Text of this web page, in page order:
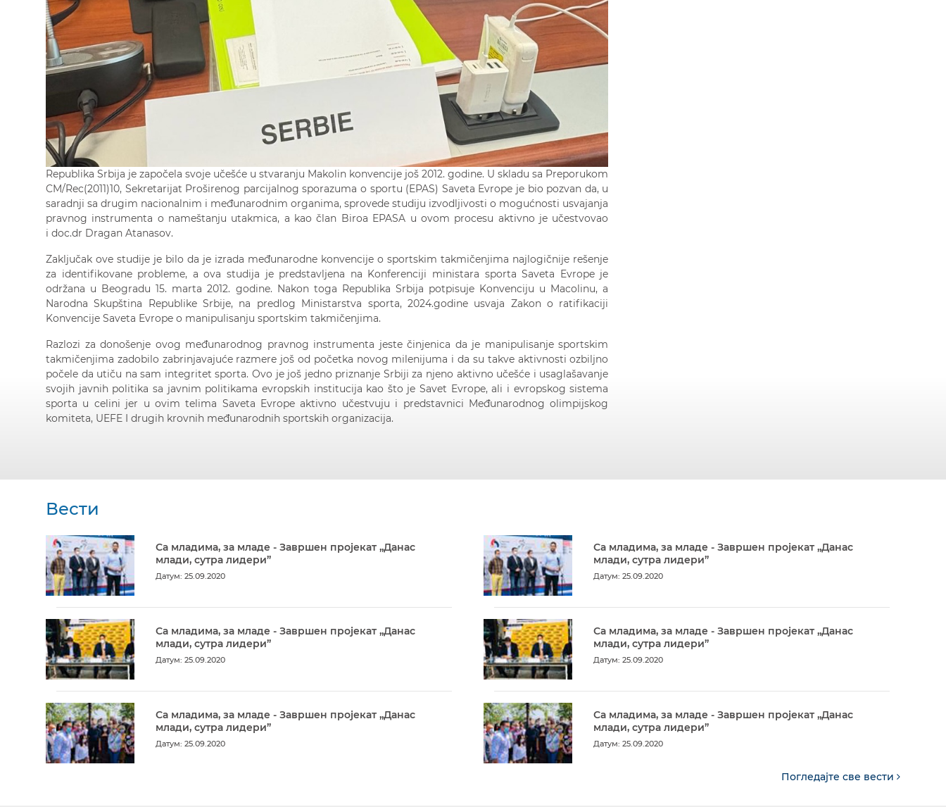
Republika Srbija je započela svoje učešće u stvaranju Makolin konvencije još 2012. godine. U skladu sa Preporukom
CM/Rec(2011)10, Sekretarijat Proširenog parcijalnog sporazuma o sportu (EPAS) Saveta Evrope je bio pozvan da, u
saradnji sa drugim nacionalnim i međunarodnim organima, sprovede studiju izvodljivosti o mogućnosti usvajanja
pravnog instrumenta o nameštanju utakmica, a kao član Biroa EPASA u ovom procesu aktivno je učestvovao
i doc.dr Dragan Atanasov.
Zaključak ove studije je bilo da je izrada međunarodne konvencije o sportskim takmičenjima najlogičnije rešenje
za identifikovane probleme, a ova studija je predstavljena na Konferenciji ministara sporta Saveta Evrope je
održana u Beogradu 15. marta 2012. godine. Nakon toga Republika Srbija potpisuje Konvenciju u Macolinu, a
Narodna Skupština Republike Srbije, na predlog Ministarstva sporta, 2024.godine usvaja Zakon o ratifikaciji
Konvencije Saveta Evrope o manipulisanju sportskim takmičenjima.
Razlozi za donošenje ovog međunarodnog pravnog instrumenta jeste činjenica da je manipulisanje sportskim
takmičenjima zadobilo zabrinjavajuće razmere još od početka novog milenijuma i da su takve aktivnosti ozbiljno
počele da utiču na sam integritet sporta. Ovo je još jedno priznanje Srbiji za njeno aktivno učešće i usaglašavanje
svojih javnih politika sa javnim politikama evropskih institucija kao što je Savet Evrope, ali i evropskog sistema
sporta u celini jer u ovim telima Saveta Evrope aktivno učestvuju i predstavnici Međunarodnog olimpijskog
komiteta, UEFE I drugih krovnih međunarodnih sportskih organizacija.
Вести
Са младима, за младе - Завршен пројекат „Данас
млади, сутра лидери”
Датум: 25.09.2020
Са младима, за младе - Завршен пројекат „Данас
млади, сутра лидери”
Датум: 25.09.2020
Са младима, за младе - Завршен пројекат „Данас
млади, сутра лидери”
Датум: 25.09.2020
Са младима, за младе - Завршен пројекат „Данас
млади, сутра лидери”
Датум: 25.09.2020
Са младима, за младе - Завршен пројекат „Данас
млади, сутра лидери”
Датум: 25.09.2020
Са младима, за младе - Завршен пројекат „Данас
млади, сутра лидери”
Датум: 25.09.2020
Погледајте све вести